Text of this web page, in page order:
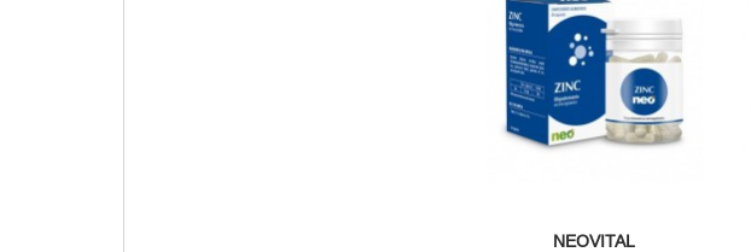
NEOVITAL